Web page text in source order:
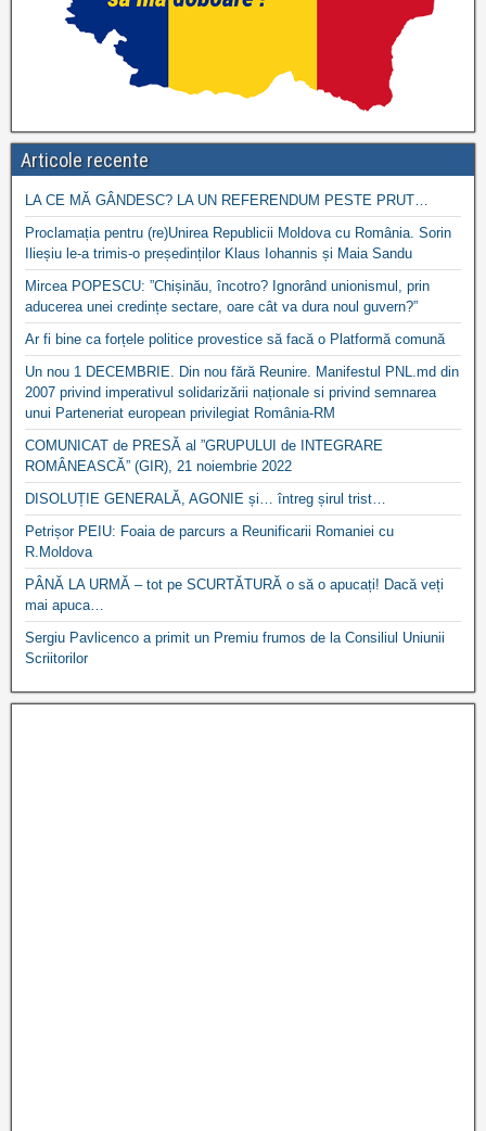
Articole recente
LA CE MĂ GÂNDESC? LA UN REFERENDUM PESTE PRUT…
Proclamația pentru (re)Unirea Republicii Moldova cu România. Sorin
Ilieșiu le-a trimis-o președinților Klaus Iohannis și Maia Sandu
Mircea POPESCU: ”Chișinău, încotro? Ignorând unionismul, prin
aducerea unei credințe sectare, oare cât va dura noul guvern?”
Ar fi bine ca forțele politice provestice să facă o Platformă comună
Un nou 1 DECEMBRIE. Din nou fără Reunire. Manifestul PNL.md din
2007 privind imperativul solidarizării naționale si privind semnarea
unui Parteneriat european privilegiat România-RM
COMUNICAT de PRESĂ al ”GRUPULUI de INTEGRARE
ROMÂNEASCĂ” (GIR), 21 noiembrie 2022
DISOLUȚIE GENERALĂ, AGONIE și… întreg șirul trist…
Petrișor PEIU: Foaia de parcurs a Reunificarii Romaniei cu
R.Moldova
PÂNĂ LA URMĂ – tot pe SCURTĂTURĂ o să o apucați! Dacă veți
mai apuca…
Sergiu Pavlicenco a primit un Premiu frumos de la Consiliul Uniunii
Scriitorilor